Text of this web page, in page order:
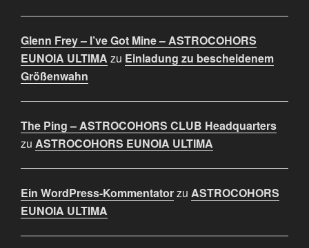
Glenn Frey – I’ve Got Mine – ASTROCOHORS
EUNOIA ULTIMA zu Einladung zu bescheidenem
Größenwahn
The Ping – ASTROCOHORS CLUB Headquarters
zu ASTROCOHORS EUNOIA ULTIMA
Ein WordPress-Kommentatorzu ASTROCOHORS
EUNOIA ULTIMA